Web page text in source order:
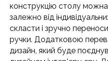
конструкцію столу можна
залежно від
скласти і зручно
ручки. Додатковою
дизайн, який буде